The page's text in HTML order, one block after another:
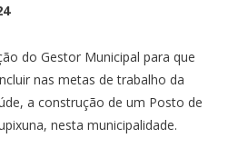
do Gestor Municipal para que
nas metas de trabalho da
a construção de um Posto de
nesta municipalidade.